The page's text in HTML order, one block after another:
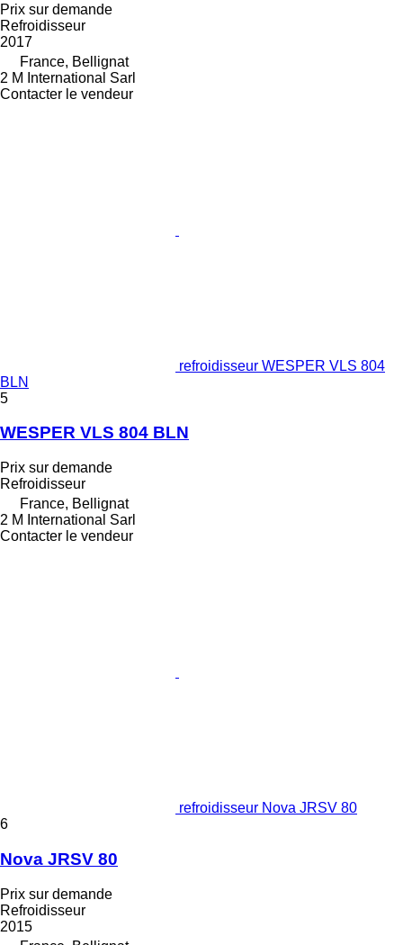
Prix sur demande
Refroidisseur
2017
France, Bellignat
2 M International Sarl
Contacter le vendeur
refroidisseur WESPER VLS 804
BLN
5
WESPER VLS 804 BLN
Prix sur demande
Refroidisseur
France, Bellignat
2 M International Sarl
Contacter le vendeur
refroidisseur Nova JRSV 80
6
Nova JRSV 80
Prix sur demande
Refroidisseur
2015